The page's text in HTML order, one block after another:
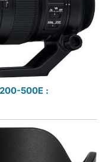
500E :